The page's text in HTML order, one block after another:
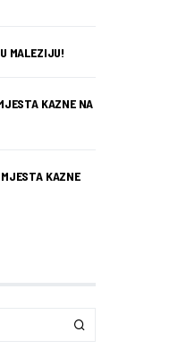
MALEZIJU!
KAZNE NA
KAZNE